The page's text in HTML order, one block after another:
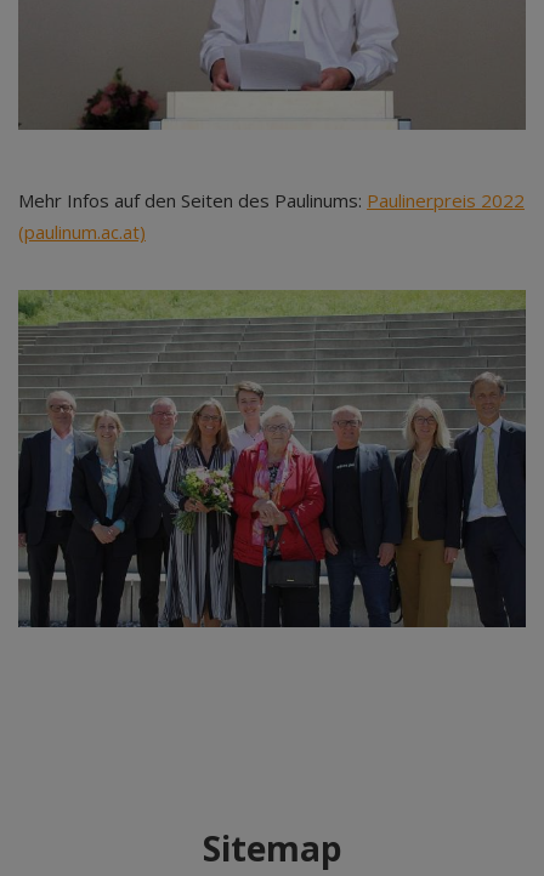
Mehr Infos auf den Seiten des Paulinums: Paulinerpreis 2022
(paulinum.ac.at)
Sitemap